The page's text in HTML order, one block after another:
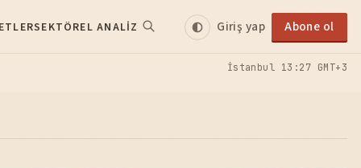
SEKTÖREL ANALIZ Giriş yap Abone ol
İstanbul 13:27 GMT+3